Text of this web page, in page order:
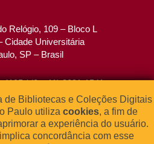
Relógio, 109 – Bloco L
Cidade Universitária
SP – Brasil
4195 / (0xx11) 3091-1541
3091-1567
de Bibliotecas e Coleções Digitais
Paulo utiliza cookies, a fim de
a experiência do usuário.
concordância com esse